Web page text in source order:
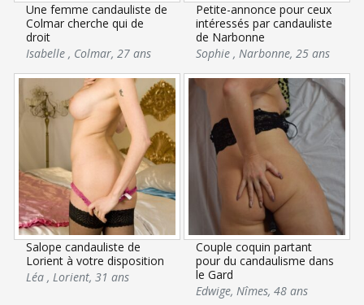
Une femme candauliste de
Colmar cherche qui de
droit
Isabelle , Colmar,27 ans
Petite-annonce pour ceux
intéressés par candauliste
de Narbonne
Sophie , Narbonne,25 ans
Salope candauliste de
Lorient à votre disposition
Léa , Lorient,31 ans
Couple coquin partant
pour du candaulisme dans
le Gard
Edwige, Nîmes,48 ans